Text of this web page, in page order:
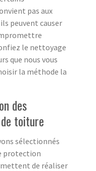
pas aux
peuvent causer
le nettoyage
que nous vous
la méthode la
des
toiture
sélectionnés
protection
de réaliser